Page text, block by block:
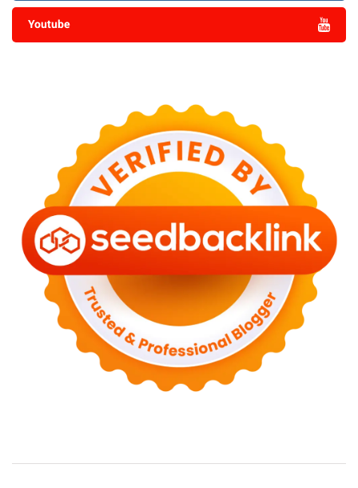
Youtube